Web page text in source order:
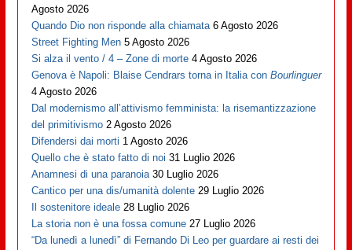
Agosto 2026
Quando Dio non risponde alla chiamata 6 Agosto 2026
Street Fighting Men 5 Agosto 2026
Si alza il vento / 4 – Zone di morte 4 Agosto 2026
Genova è Napoli: Blaise Cendrars torna in Italia conBourlinguer
4 Agosto 2026
Dal modernismo all’attivismo femminista: la risemantizzazione
del primitivismo 2 Agosto 2026
Difendersi dai morti 1 Agosto 2026
Quello che è stato fatto di noi 31 Luglio 2026
Anamnesi di una paranoia 30 Luglio 2026
Cantico per una dis/umanità dolente 29 Luglio 2026
Il sostenitore ideale 28 Luglio 2026
La storia non è una fossa comune 27 Luglio 2026
“Da lunedì a lunedì” di Fernando Di Leo per guardare ai resti dei